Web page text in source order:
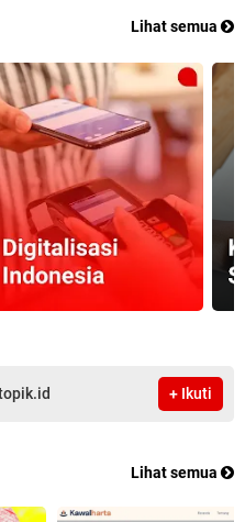
Lihat semua
+ Ikuti
Lihat semua